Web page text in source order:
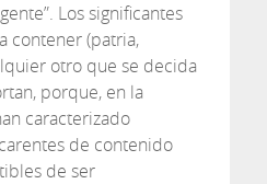
Los significantes
contener (patria,
otro que se decida
porque, en la
caracterizado
de contenido
de ser